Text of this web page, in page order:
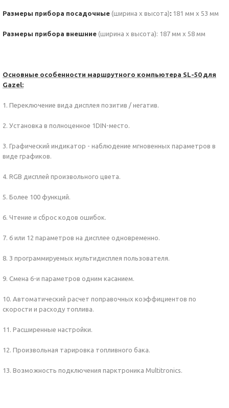
Размеры прибора посадочные (ширина х высота): 181 мм х 53 мм
Размеры прибора внешние (ширина х высота): 187 мм х 58 мм
Основные особенности маршрутного компьютера SL-50 для
Gazel:
1. Переключение вида дисплея позитив / негатив.
2. Установка в полноценное 1DIN-место.
3. Графический индикатор - наблюдение мгновенных параметров в
виде графиков.
4. RGB дисплей произвольного цвета.
5. Более 100 функций.
6. Чтение и сброс кодов ошибок.
7. 6 или 12 параметров на дисплее одновременно.
8. 3 программируемых мультидисплея пользователя.
9. Смена 6-и параметров одним касанием.
10. Автоматический расчет поправочных коэффициентов по
скорости и расходу топлива.
11. Расширенные настройки.
12. Произвольная тарировка топливного бака.
13. Возможность подключения парктроника Multitronics.